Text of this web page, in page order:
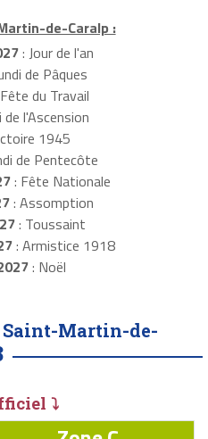
de-Caralp :
: Jour de l'an
de Pâques
du Travail
de l'Ascension
1945
de Pentecôte
: Fête Nationale
: Assomption
: Toussaint
: Armistice 1918
: Noël
Saint-Martin-de-
⤵